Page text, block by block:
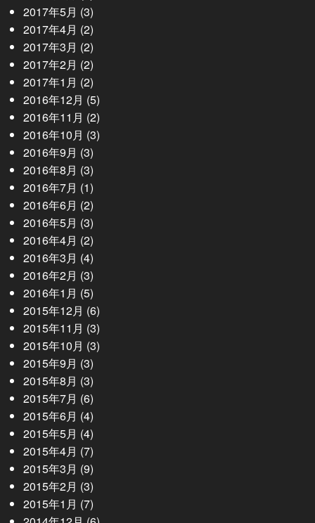
2017年5月 (3)
2017年4月 (2)
2017年3月 (2)
2017年2月 (2)
2017年1月 (2)
2016年12月 (5)
2016年11月 (2)
2016年10月 (3)
2016年9月 (3)
2016年8月 (3)
2016年7月 (1)
2016年6月 (2)
2016年5月 (3)
2016年4月 (2)
2016年3月 (4)
2016年2月 (3)
2016年1月 (5)
2015年12月 (6)
2015年11月 (3)
2015年10月 (3)
2015年9月 (3)
2015年8月 (3)
2015年7月 (6)
2015年6月 (4)
2015年5月 (4)
2015年4月 (7)
2015年3月 (9)
2015年2月 (3)
2015年1月 (7)